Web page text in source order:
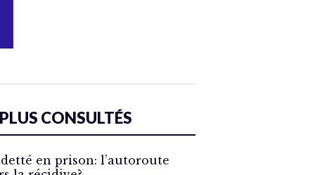
CONSULTÉS
en prison: l’autoroute